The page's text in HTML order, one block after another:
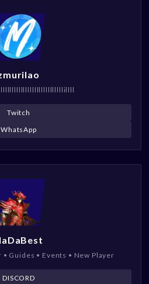
Twitch
WhatsApp
Guides • Events • New Player
DISCORD